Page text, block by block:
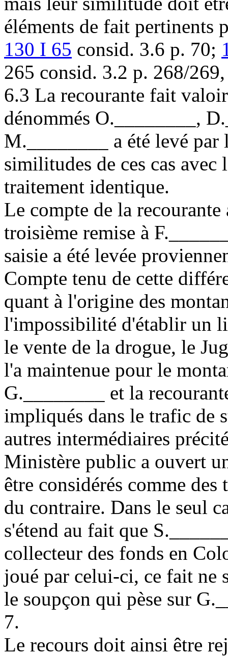
éléments de fait pertinents
130 I 65 consid. 3.6 p. 70;
265 consid. 3.2 p. 268/
6.3 La recourante fait
dénommés O.________,
M.________ a été levé
similitudes de ces cas
traitement identique.
Le compte de la
troisième remise à
saisie a été levée
Compte tenu de cette
quant à l'origine des
l'impossibilité d'établir un
le vente de la drogue, le
l'a maintenue pour le
G.________ et la
impliqués dans le trafic de
autres intermédiaires
Ministère public a ouvert
être considérés comme
du contraire. Dans le seul
s'étend au fait que
collecteur des fonds en
joué par celui-ci, ce fait ne
le soupçon qui pèse sur
7.
Le recours doit ainsi être